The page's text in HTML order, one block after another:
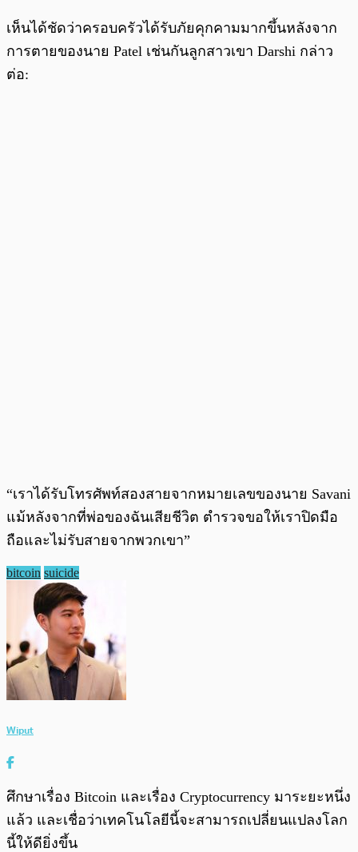
เห็นได้ชัดว่าครอบครัวได้รับภัยคุกคามมากขึ้นหลังจาก
การตายของนาย Patel เช่นกันลูกสาวเขา Darshi กล่าว
ต่อ:
“เราได้รับโทรศัพท์สองสายจากหมายเลขของนาย Savani
แม้หลังจากที่พ่อของฉันเสียชีวิต ตำรวจขอให้เราปิดมือ
ถือและไม่รับสายจากพวกเขา”
bitcoin suicide
Wiput
ศึกษาเรื่อง Bitcoin และเรื่อง Cryptocurrency มาระยะหนึ่ง
แล้ว และเชื่อว่าเทคโนโลยีนี้จะสามารถเปลี่ยนแปลงโลก
นี้ให้ดียิ่งขึ้น